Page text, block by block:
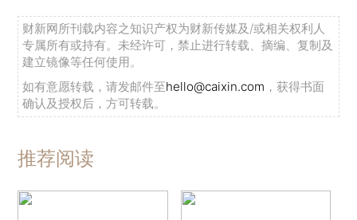
财新网所刊载内容之知识产权为财新传媒及/或相关权利人
专属所有或持有。未经许可，禁止进行转载、摘编、复制及
建立镜像等任何使用。
如有意愿转载，请发邮件至hello@caixin.com ，获得书面
确认及授权后，方可转载。
推荐阅读